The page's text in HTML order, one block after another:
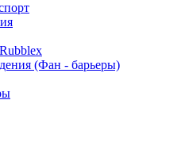
(Фан - барьеры)